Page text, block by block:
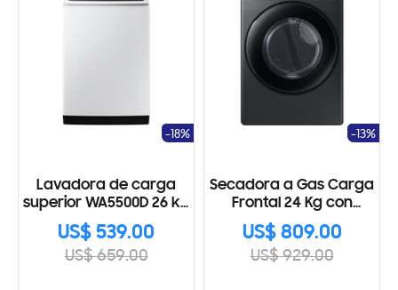
Lavadora de carga
superior WA5500D 26 kg
con gran capacidad
US$ 539.00
US$ 659.00
-18%
Secadora a Gas Carga
Frontal 24 Kg con
Sensor Dry
US$ 809.00
US$ 929.00
-13%